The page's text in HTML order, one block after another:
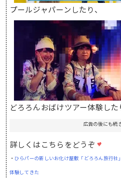
プールジャパーンしたり、
どろろんおばけツアー体験した
広告の後にも続
詳しくはこちらをどうぞ
・ ひらパーの新しいお化け屋敷「どろろん旅行
体験してきた